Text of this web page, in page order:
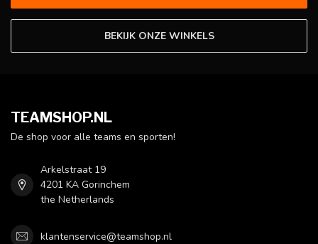
BEKIJK ONZE WINKELS
TEAMSHOP.NL
De shop voor alle teams en sporten!
Arkelstraat 19
4201 KA Gorinchem
the Netherlands
klantenservice@teamshop.nl